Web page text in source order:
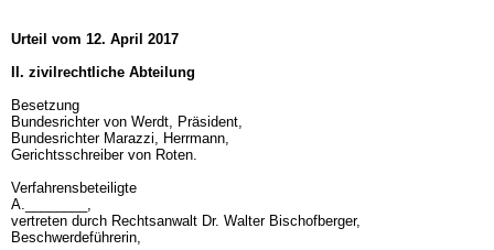
Urteil vom 12. April 2017
II. zivilrechtliche Abteilung
Besetzung
Bundesrichter von Werdt, Präsident,
Bundesrichter Marazzi, Herrmann,
Gerichtsschreiber von Roten.
Verfahrensbeteiligte
A.________,
vertreten durch Rechtsanwalt Dr. Walter Bischofberger,
Beschwerdeführerin,